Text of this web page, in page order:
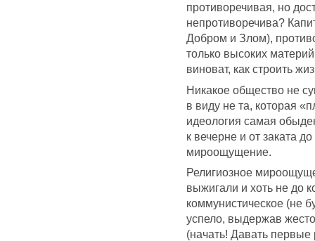
противоречивая, но
непротиворечива?
Добром и Злом),
только высоких
виноват, как строить
Никакое общество не
в виду не та, которая
идеология самая
к вечерне и от заката
мироощущение.
Религиозное
выжигали и хоть не до
коммунистическое (не
успело, выдержав
(начать! Давать